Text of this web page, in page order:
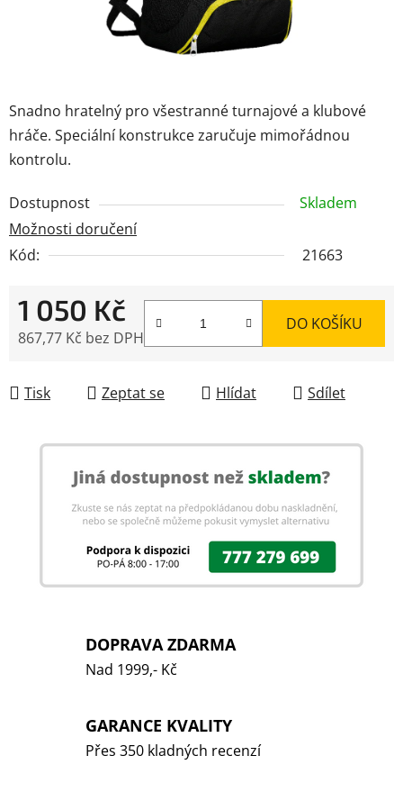
Snadno hratelný pro všestranné turnajové a klubové
hráče. Speciální konstrukce zaručuje mimořádnou
kontrolu.
Dostupnost
Skladem
Možnosti doručení
Kód:
21663
1 050 Kč
867,77 Kč bez DPH
DO KOŠÍKU
Tisk Zeptat se Hlídat Sdílet
DOPRAVA ZDARMA
Nad 1999,- Kč
GARANCE KVALITY
Přes 350 kladných recenzí